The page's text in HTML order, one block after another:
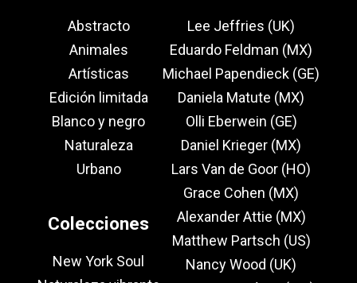
Abstracto
Animales
Artísticas
Edición limitada
Blanco y negro
Naturaleza
Urbano
Colecciones
New York Soul
Lee Jeffries (UK)
Eduardo Feldman (MX)
Michael Papendieck (GE)
Daniela Matute (MX)
Olli Eberwein (GE)
Daniel Krieger (MX)
Lars Van de Goor (HO)
Grace Cohen (MX)
Alexander Attie (MX)
Matthew Partsch (US)
Nancy Wood (UK)